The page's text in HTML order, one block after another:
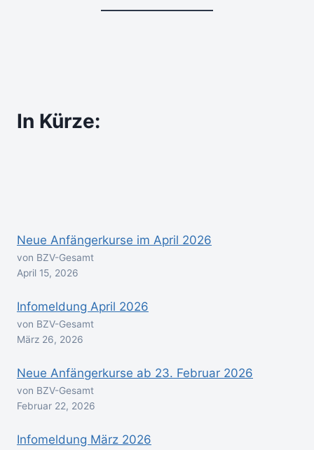
In Kürze:
Neue Anfängerkurse im April 2026
von BZV-Gesamt
April 15, 2026
Infomeldung April 2026
von BZV-Gesamt
März 26, 2026
Neue Anfängerkurse ab 23. Februar 2026
von BZV-Gesamt
Februar 22, 2026
Infomeldung März 2026